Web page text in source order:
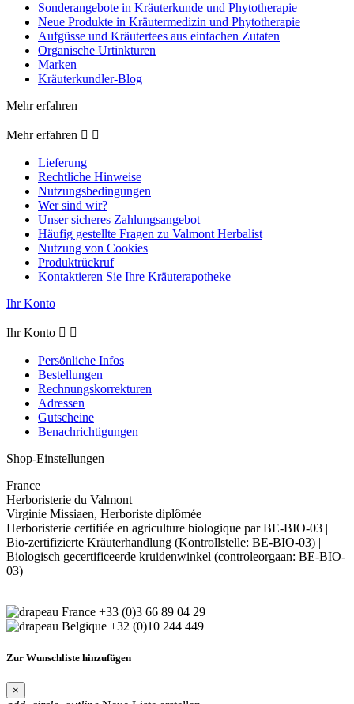
Sonderangebote in Kräuterkunde und Phytotherapie
Neue Produkte in Kräutermedizin und Phytotherapie
Aufgüsse und Kräutertees aus einfachen Zutaten
Organische Urtinkturen
Marken
Kräuterkundler-Blog
Mehr erfahren
Mehr erfahren  
Lieferung
Rechtliche Hinweise
Nutzungsbedingungen
Wer sind wir?
Unser sicheres Zahlungsangebot
Häufig gestellte Fragen zu Valmont Herbalist
Nutzung von Cookies
Produktrückruf
Kontaktieren Sie Ihre Kräuterapotheke
Ihr Konto
Ihr Konto  
Persönliche Infos
Bestellungen
Rechnungskorrekturen
Adressen
Gutscheine
Benachrichtigungen
Shop-Einstellungen
France
Herboristerie du Valmont
Virginie Missiaen, Herboriste diplômée
Herboristerie certifiée en agriculture biologique par BE-BIO-03 |
Bio-zertifizierte Kräuterhandlung (Kontrollstelle: BE-BIO-03) |
Biologisch gecertificeerde kruidenwinkel (controleorgaan: BE-BIO-
03)
+33 (0)3 66 89 04 29
+32 (0)10 244 449
Zur Wunschliste hinzufügen
×